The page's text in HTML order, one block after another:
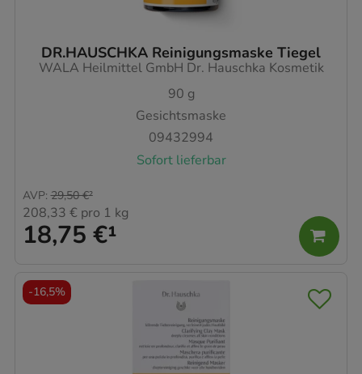
DR.HAUSCHKA Reinigungsmaske Tiegel
WALA Heilmittel GmbH Dr. Hauschka Kosmetik
90 g
Gesichtsmaske
09432994
Sofort lieferbar
18,75 €¹
AVP: 29,50 €²
208,33 € pro 1 kg
-16,5%